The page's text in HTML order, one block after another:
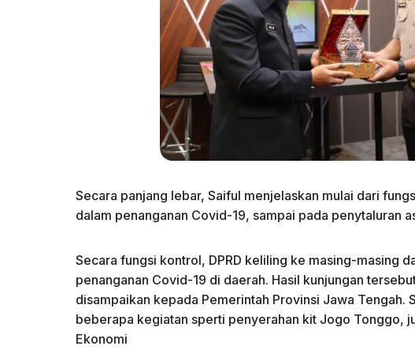
Secara panjang lebar, Saiful menjelaskan mulai dari
dalam penanganan Covid-19, sampai pada penytaluran
Secara fungsi kontrol, DPRD keliling ke masing-masing
penanganan Covid-19 di daerah. Hasil kunjungan
disampaikan kepada Pemerintah Provinsi Jawa Tengah.
beberapa kegiatan sperti penyerahan kit Jogo Tonggo,
Ekonomi